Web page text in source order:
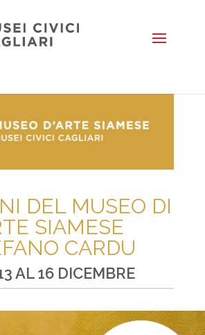
DEL MUSEO DI
SIAMESE
CARDU
AL 16 DICEMBRE